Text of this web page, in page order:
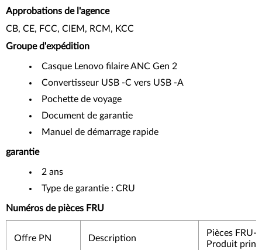
Approbations de l'agence
CB, CE, FCC, CIEM, RCM, KCC
Groupe d'expédition
Casque Lenovo filaire ANC Gen 2
Convertisseur USB -C vers USB -A
Pochette de voyage
Document de garantie
Manuel de démarrage rapide
garantie
2 ans
Type de garantie : CRU
Numéros de pièces FRU
Offre PN Description
Pièces FRU-
Produit